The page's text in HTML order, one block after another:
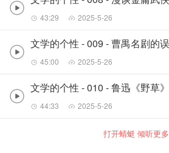
43:29 2025-5-26
45:00 2025-5-26
44:33 2025-5-26
打开蜻蜓 倾听更多